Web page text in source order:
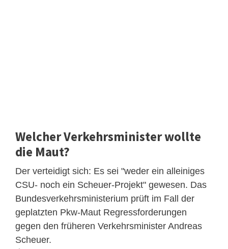
Welcher Verkehrsminister wollte
die Maut?
Der verteidigt sich: Es sei "weder ein alleiniges
CSU- noch ein Scheuer-Projekt" gewesen. Das
Bundesverkehrsministerium prüft im Fall der
geplatzten Pkw-Maut Regressforderungen
gegen den früheren Verkehrsminister Andreas
Scheuer.